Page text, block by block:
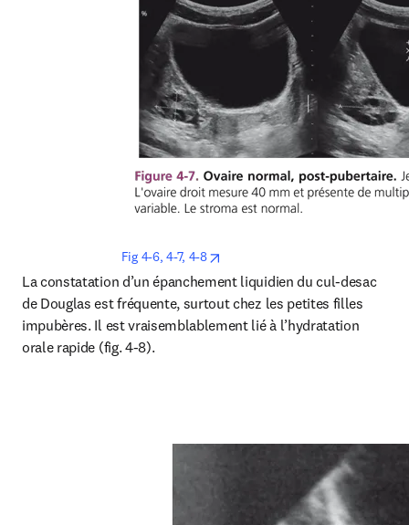
Fig 4-6, 4-7, 4-8
La constatation d’un épanchement liquidien du cul-desac
de Douglas est fréquente, surtout chez les petites filles
impubères. Il est vraisemblablement lié à l’hydratation
orale rapide (fig. 4-8).